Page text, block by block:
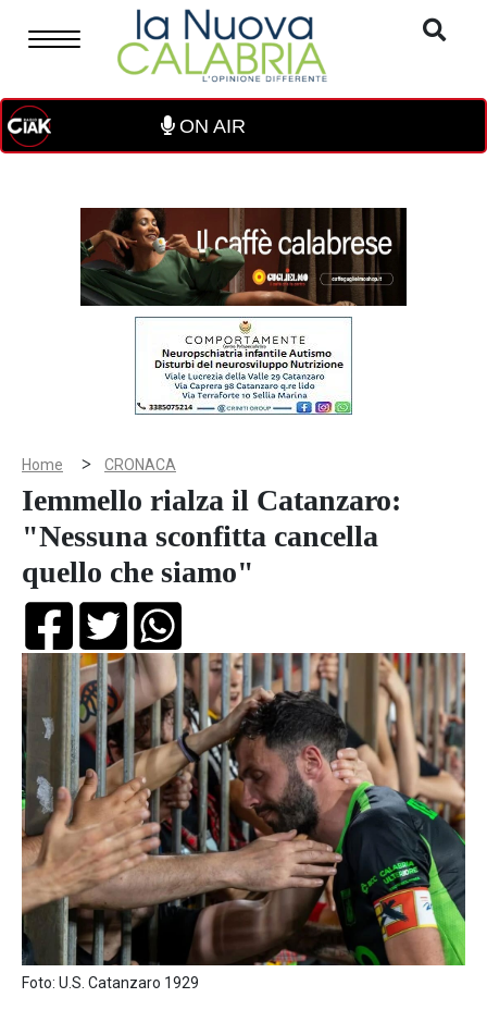
ON AIR
Home > CRONACA
Iemmello rialza il Catanzaro:
"Nessuna sconfitta cancella
quello che siamo"
Foto: U.S. Catanzaro 1929